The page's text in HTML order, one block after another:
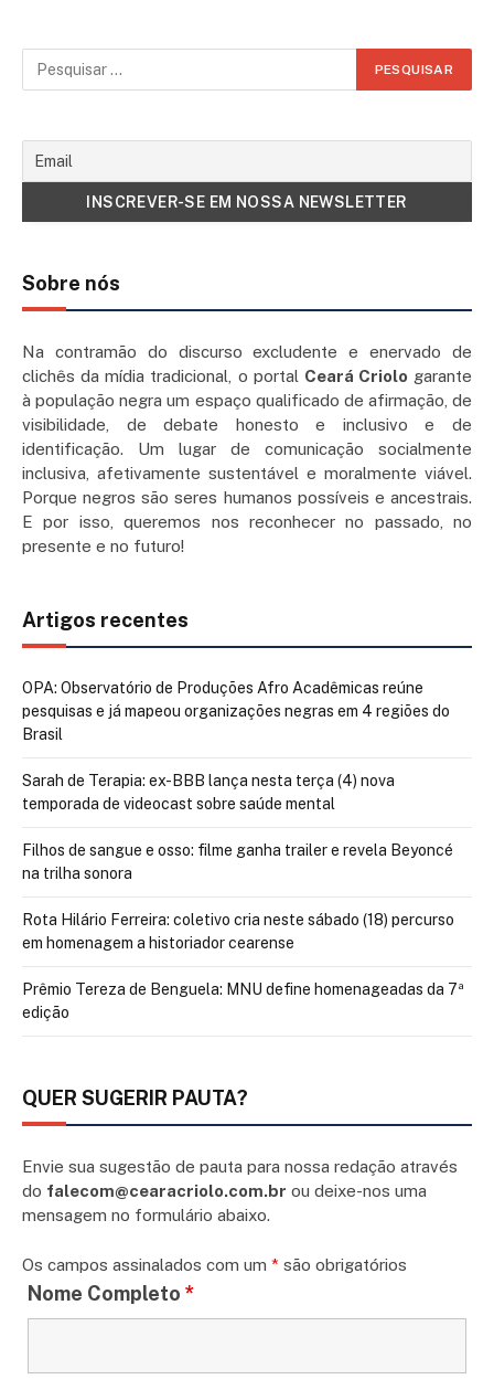
Sobre nós
Na contramão do discurso excludente e enervado de
clichês da mídia tradicional, o portal Ceará Criolo garante
à população negra um espaço qualificado de afirmação, de
visibilidade, de debate honesto e inclusivo e de
identificação. Um lugar de comunicação socialmente
inclusiva, afetivamente sustentável e moralmente viável.
Porque negros são seres humanos possíveis e ancestrais.
E por isso, queremos nos reconhecer no passado, no
presente e no futuro!
Artigos recentes
OPA: Observatório de Produções Afro Acadêmicas reúne
pesquisas e já mapeou organizações negras em 4 regiões do
Brasil
Sarah de Terapia: ex-BBB lança nesta terça (4) nova
temporada de videocast sobre saúde mental
Filhos de sangue e osso: filme ganha trailer e revela Beyoncé
na trilha sonora
Rota Hilário Ferreira: coletivo cria neste sábado (18) percurso
em homenagem a historiador cearense
Prêmio Tereza de Benguela: MNU define homenageadas da 7ª
edição
QUER SUGERIR PAUTA?
Envie sua sugestão de pauta para nossa redação através
do falecom@cearacriolo.com.br ou deixe-nos uma
mensagem no formulário abaixo.
Os campos assinalados com um * são obrigatórios
Nome Completo *